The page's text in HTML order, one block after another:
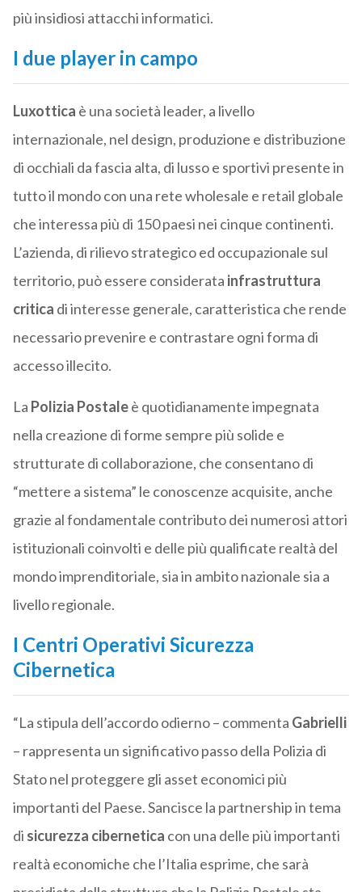
più insidiosi attacchi informatici.
I due player in campo
Luxottica è una società leader, a livello
internazionale, nel design, produzione e distribuzione
di occhiali da fascia alta, di lusso e sportivi presente in
tutto il mondo con una rete wholesale e retail globale
che interessa più di 150 paesi nei cinque continenti.
L’azienda, di rilievo strategico ed occupazionale sul
territorio, può essere considerata infrastruttura
critica di interesse generale, caratteristica che rende
necessario prevenire e contrastare ogni forma di
accesso illecito.
La Polizia Postaleè quotidianamente impegnata
nella creazione di forme sempre più solide e
strutturate di collaborazione, che consentano di
“mettere a sistema” le conoscenze acquisite, anche
grazie al fondamentale contributo dei numerosi attori
istituzionali coinvolti e delle più qualificate realtà del
mondo imprenditoriale, sia in ambito nazionale sia a
livello regionale.
I Centri Operativi Sicurezza
Cibernetica
“La stipula dell’accordo odierno – commenta Gabrielli
– rappresenta un significativo passo della Polizia di
Stato nel proteggere gli asset economici più
importanti del Paese. Sancisce la partnership in tema
di sicurezza cibernetica con una delle più importanti
realtà economiche che l’Italia esprime, che sarà